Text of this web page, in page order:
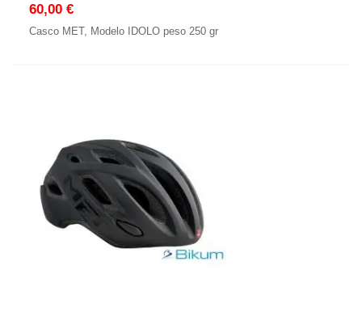
60,00 €
Casco MET, Modelo IDOLO peso 250 gr